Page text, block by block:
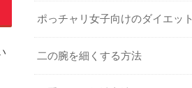
ポっチャリ女子向けのダイエット
二の腕を細くする方法